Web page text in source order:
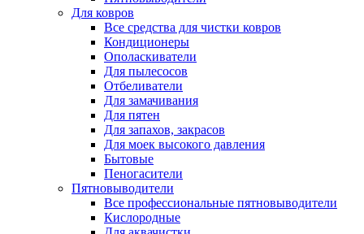
Для ковров
Все средства для чистки ковров
Кондиционеры
Ополаскиватели
Для пылесосов
Отбеливатели
Для замачивания
Для пятен
Для запахов, закрасов
Для моек высокого давления
Бытовые
Пеногасители
Пятновыводители
Все профессиональные пятновыводители
Кислородные